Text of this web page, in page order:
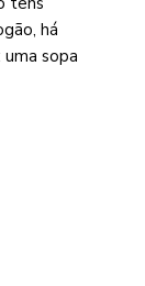
há
uma sopa